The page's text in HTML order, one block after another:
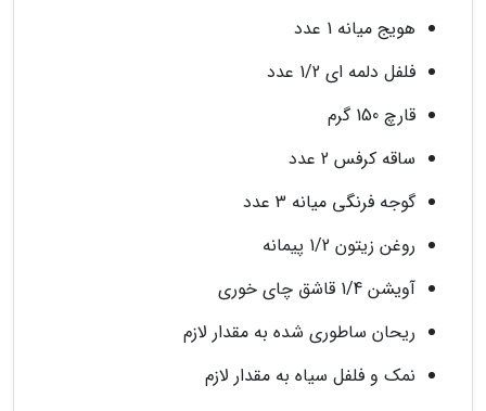
هویج میانه 1 عدد
فلفل دلمه ای 1/2 عدد
قارچ 150 گرم
ساقه کرفس 2 عدد
گوجه فرنگی میانه 3 عدد
روغن زیتون 1/2 پیمانه
آویشن 1/4 قاشق چای خوری
ریحان ساطوری شده به مقدار لازم
نمک و فلفل سیاه به مقدار لازم